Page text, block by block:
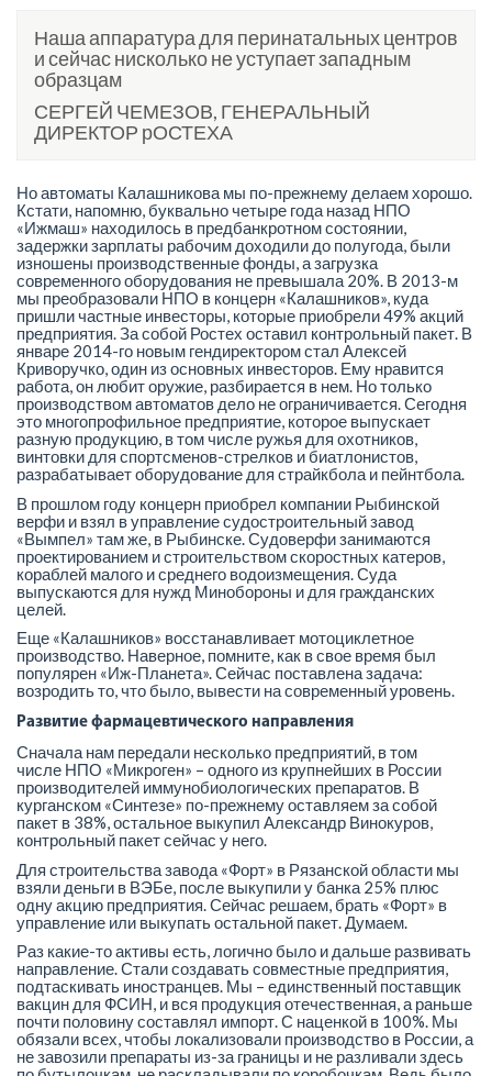
Наша аппаратура для перинатальных центров
и сейчас нисколько не уступает западным
образцам
СЕРГЕЙ ЧЕМЕЗОВ, ГЕНЕРАЛЬНЫЙ
ДИРЕКТОР рОСТЕХА
Но автоматы Калашникова мы по-прежнему делаем хорошо.
Кстати, напомню, буквально четыре года назад НПО
«Ижмаш» находилось в предбанкротном состоянии,
задержки зарплаты рабочим доходили до полугода, были
изношены производственные фонды, а загрузка
современного оборудования не превышала 20%. В 2013-м
мы преобразовали НПО в концерн «Калашников», куда
пришли частные инвесторы, которые приобрели 49% акций
предприятия. За собой Ростех оставил контрольный пакет. В
январе 2014-го новым гендиректором стал Алексей
Криворучко, один из основных инвесторов. Ему нравится
работа, он любит оружие, разбирается в нем. Но только
производством автоматов дело не ограничивается. Сегодня
это многопрофильное предприятие, которое выпускает
разную продукцию, в том числе ружья для охотников,
винтовки для спортсменов-стрелков и биатлонистов,
разрабатывает оборудование для страйкбола и пейнтбола.
В прошлом году концерн приобрел компании Рыбинской
верфи и взял в управление судостроительный завод
«Вымпел» там же, в Рыбинске. Судоверфи занимаются
проектированием и строительством скоростных катеров,
кораблей малого и среднего водоизмещения. Суда
выпускаются для нужд Минобороны и для гражданских
целей.
Еще «Калашников» восстанавливает мотоциклетное
производство. Наверное, помните, как в свое время был
популярен «Иж-Планета». Сейчас поставлена задача:
возродить то, что было, вывести на современный уровень.
Развитие фармацевтического направления
Сначала нам передали несколько предприятий, в том
числе НПО «Микроген» – одного из крупнейших в России
производителей иммунобиологических препаратов. В
курганском «Синтезе» по-прежнему оставляем за собой
пакет в 38%, остальное выкупил Александр Винокуров,
контрольный пакет сейчас у него.
Для строительства завода «Форт» в Рязанской области мы
взяли деньги в ВЭБе, после выкупили у банка 25% плюс
одну акцию предприятия. Сейчас решаем, брать «Форт» в
управление или выкупать остальной пакет. Думаем.
Раз какие-то активы есть, логично было и дальше развивать
направление. Стали создавать совместные предприятия,
подтаскивать иностранцев. Мы – единственный поставщик
вакцин для ФСИН, и вся продукция отечественная, а раньше
почти половину составлял импорт. С наценкой в 100%. Мы
обязали всех, чтобы локализовали производство в России, а
не завозили препараты из-за границы и не разливали здесь